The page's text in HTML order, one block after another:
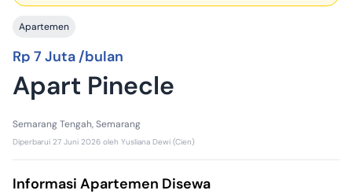
Apartemen
Rp 7 Juta /bulan
Apart Pinecle
Semarang Tengah, Semarang
Diperbarui 27 Juni 2026 oleh Yusliana Dewi (Cien)
Informasi Apartemen Disewa